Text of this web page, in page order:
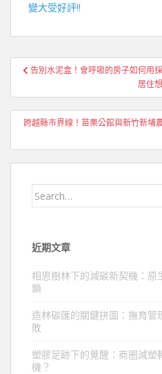
變大受好評!!
文
導
覽
告別水泥盒！會呼吸的房子如何用
居住
跨越縣市界線！苗栗公館與新竹新埔
Search
近期文章
相思樹林下的減碳新契機：
鎖
造林碳匯的關鍵拼圖：撫育管
敗
塑膠足跡下的覺醒：商圈減塑
機？